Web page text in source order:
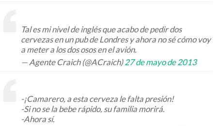
Tal es mi nivel de inglés que acabo de pedir dos
cervezas en un pub de Londres y ahora no sé cómo voy
a meter a los dos osos en el avión.
— Agente Craich (@ACraich)27 de mayo de 2013
-¡Camarero, a esta cerveza le falta presión!
-Si no se la bebe rápido, su familia morirá.
-Ahora sí.